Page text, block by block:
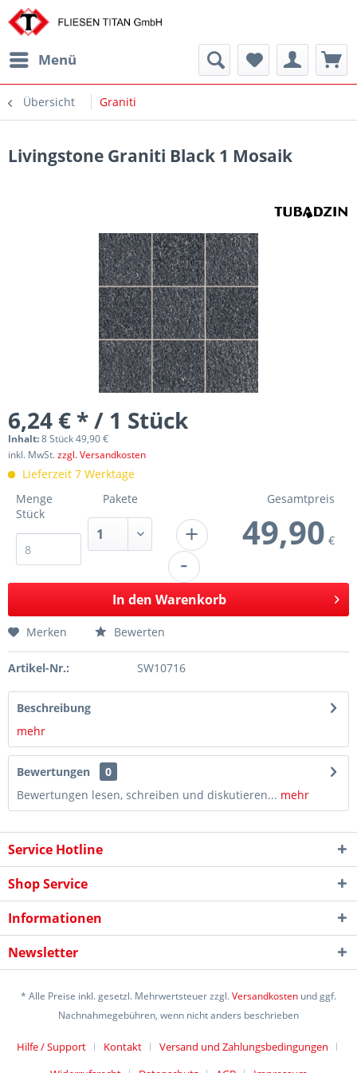
Menü
Übersicht Graniti
Livingstone Graniti Black 1 Mosaik
6,24 € * / 1 Stück
Inhalt:8 Stück 49,90 €
inkl. MwSt.zzgl. Versandkosten
Lieferzeit 7 Werktage
Menge
Stück
Pakete
+
-
Gesamtpreis
49,90 €
In den Warenkorb
Merken Bewerten
Artikel-Nr.: SW10716
Beschreibung
mehr
Bewertungen
0
Bewertungen lesen, schreiben und diskutieren... mehr
Service Hotline
Shop Service
Informationen
Newsletter
* Alle Preise inkl. gesetzl. Mehrwertsteuer zzgl.Versandkosten und ggf.
Nachnahmegebühren, wenn nicht anders beschrieben
Hilfe / Support Kontakt
Versand und Zahlungsbedingungen